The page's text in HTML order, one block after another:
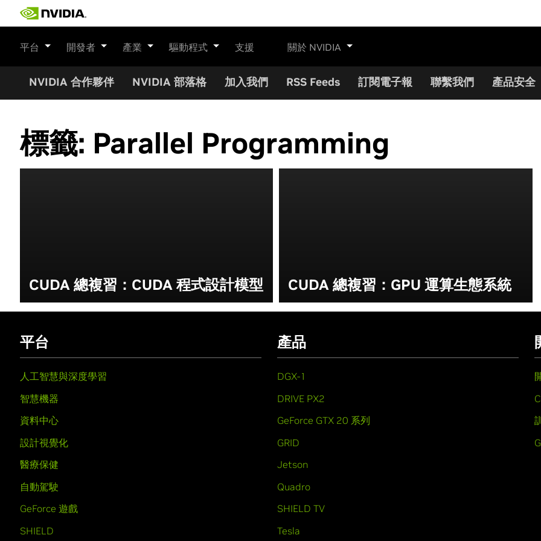
平台 開發者 產業 驅動程式 支援 關於 NVIDIA
NVIDIA 合作夥伴 NVIDIA 部落格 加入我們 RSS Feeds 訂閱電子報 聯繫我們 產品安全
標籤: Parallel Programming
CUDA 總複習：CUDA 程式設計模型 CUDA 總複習：GPU 運算生態系統
平台
人工智慧與深度學習
智慧機器
資料中心
設計視覺化
醫療保健
自動駕駛
GeForce 遊戲
SHIELD
產品
DGX-1
DRIVE PX2
GeForce GTX 20 系列
GRID
Jetson
Quadro
SHIELD TV
Tesla